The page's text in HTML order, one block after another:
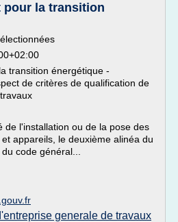
pour la transition
transition énergétique -
de critères de qualification de
de l'installation ou de la pose des
appareils, le deuxième alinéa du
code général...
generale de travaux